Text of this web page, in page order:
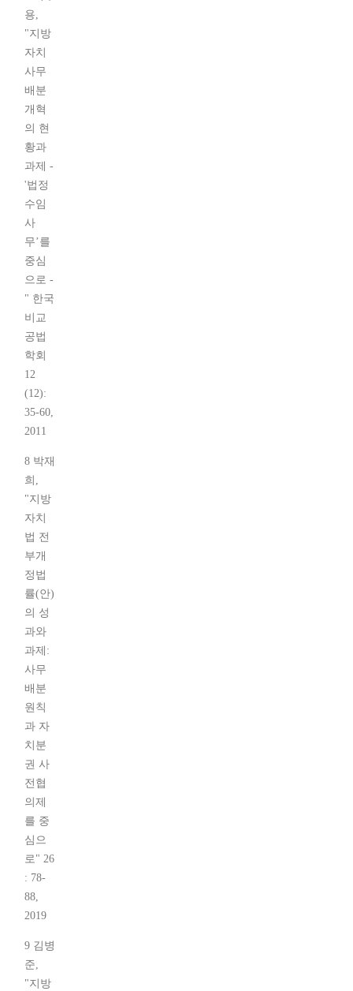
용,
"지방
자치
사무
배분
개혁
의 현
황과
과제 -
'법정
수임
사
무’를
중심
으로 -
" 한국
비교
공법
학회
12
(12):
35-60,
2011
8 박재
희,
"지방
자치
법 전
부개
정법
률(안)
의 성
과와
과제:
사무
배분
원칙
과 자
치분
권 사
전협
의제
를 중
심으
로" 26
: 78-
88,
2019
9 김병
준,
"지방